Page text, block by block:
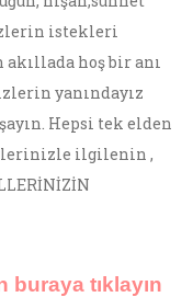
istekleri
hoş bir anı
yanındayız
Hepsi tek elden
ilgilenin ,
tıklayın